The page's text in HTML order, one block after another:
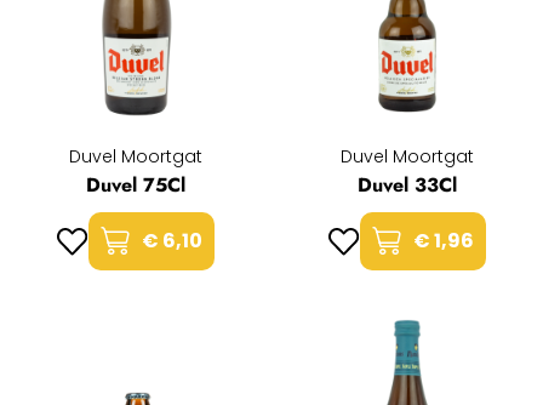
Duvel Moortgat
Duvel 75Cl
€ 6,10
Duvel Moortgat
Duvel 33Cl
€ 1,96